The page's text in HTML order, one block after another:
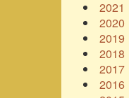
2021
2020
2019
2018
2017
2016